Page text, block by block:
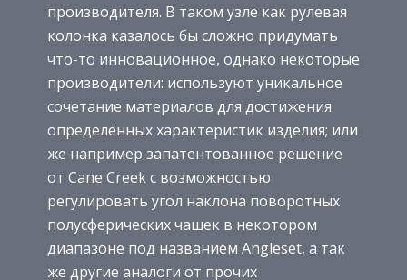
производителя. В таком узле как рулевая
колонка казалось бы сложно придумать
что-то инновационное, однако некоторые
производители: используют уникальное
сочетание материалов для достижения
определённых характеристик изделия; или
же например запатентованное решение
от Cane Creek с возможностью
регулировать угол наклона поворотных
полусферических чашек в некотором
диапазоне под названием Angleset, а так
же другие аналоги от прочих